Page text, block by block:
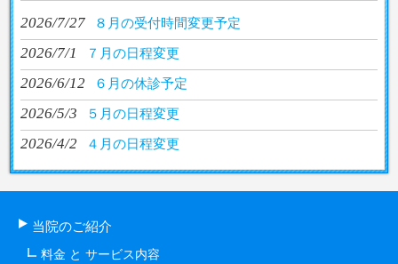
2026/7/27 ８月の受付時間変更予定
2026/7/1 ７月の日程変更
2026/6/12 ６月の休診予定
2026/5/3 ５月の日程変更
2026/4/2 ４月の日程変更
当院のご紹介
料金 と サービス内容